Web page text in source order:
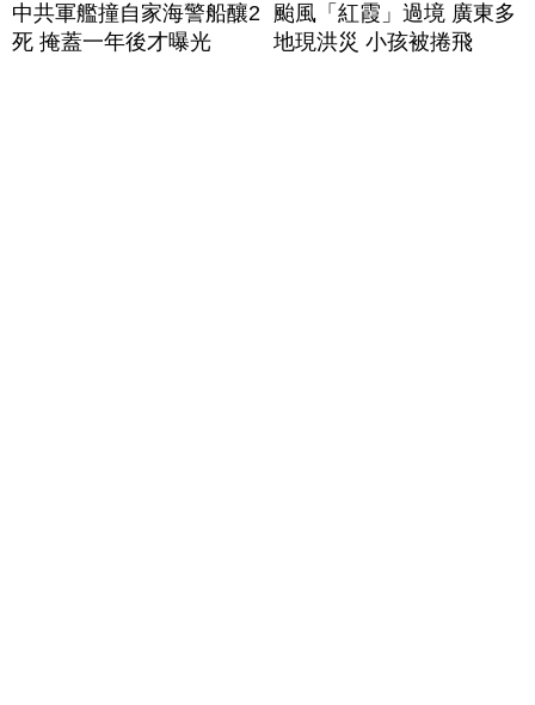
中共軍艦撞自家海警船釀2
死 掩蓋一年後才曝光
颱風「紅霞」過境 廣東多
地現洪災 小孩被捲飛